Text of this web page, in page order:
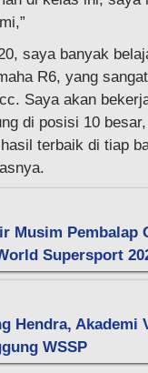
saya banyak
R6, yang
Saya akan
di posisi 10
terbaik di tiap
Musim Pembalap
Supersport
Hendra, Akademi
WSSP